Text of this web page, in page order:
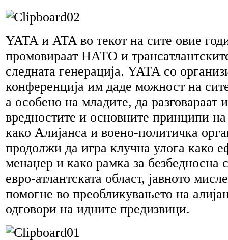
YATA и ATA во текот на сите овие
промовираат НАТО и
следната генерација. YATA со
конференција им даде можност на
а особено на младите, да разговараат
вредностите и основните принципи
како Алијанса и воено-политичка
продолжи да игра клучна улога како
менаџер и како рамка за безбедносна
евро-атлантската област, јавното
помогне во преобликувањето на
одговори на идните предизвици.